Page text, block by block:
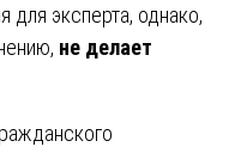
для эксперта, однако,
не делает